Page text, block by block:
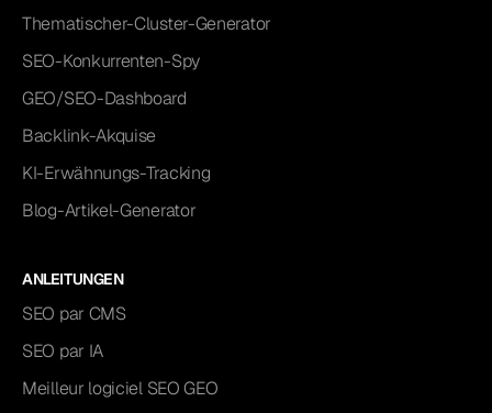
Thematischer-Cluster-Generator
SEO-Konkurrenten-Spy
GEO/SEO-Dashboard
Backlink-Akquise
KI-Erwähnungs-Tracking
Blog-Artikel-Generator
ANLEITUNGEN
SEO par CMS
SEO par IA
Meilleur logiciel SEO GEO